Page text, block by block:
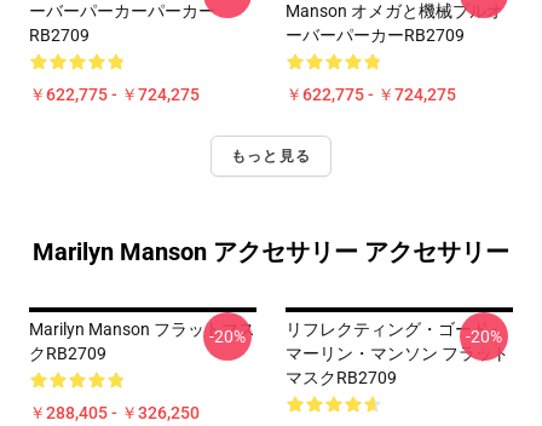
ーバーパーカーパーカー
RB2709
￥622,775 - ￥724,275
Manson オメガと機械プルオ
ーバーパーカーRB2709
￥622,775 - ￥724,275
もっと見る
Marilyn Manson アクセサリー アクセサリー
Marilyn Manson フラットマス
クRB2709
￥288,405 - ￥326,250
-20%
リフレクティング・ゴード -
マーリン・マンソン フラット
マスクRB2709
-20%